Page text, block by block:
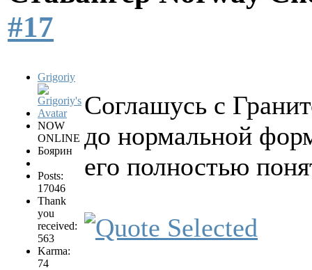
#17
Grigoriy
NOW
ONLINE
Боярин
Posts:
17046
Thank
you
received:
563
Karma:
74
Соглашусь с
до нормальной
его полностью